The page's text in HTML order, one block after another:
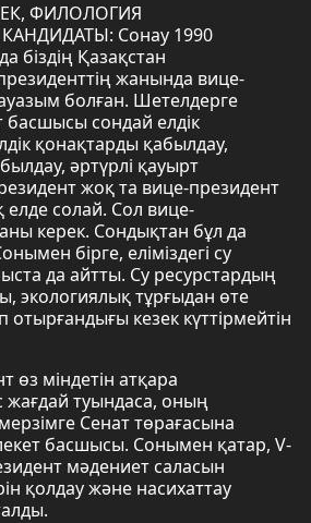
ФИЛОЛОГИЯ
Сонау 1990
біздің Қазақстан
жанында вице-
болған. Шетелдерге
басшысы сондай елдік
қонақтарды қабылдау,
әртүрлі қауырт
жоқ та вице-президент
солай. Сол вице-
керек. Сондықтан бұл да
бірге, еліміздегі су
да айтты. Су ресурстардың
экологиялық тұрғыдан өте
отырғандығы кезек күттірмейтін
өз міндетін атқара
туындаса, оның
мерзімге Сенат төрағасына
басшысы. Сонымен қатар, V-
мәдениет саласын
қолдау және насихаттау